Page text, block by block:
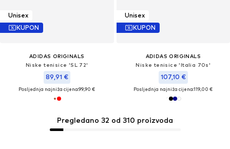
Unisex
KUPON
ADIDAS ORIGINALS
Niske tenisice 'SL 72'
89,91 €
Posljednja najniža cijena:99,90 €
Unisex
KUPON
ADIDAS ORIGINALS
Niske tenisice 'Italia 70s'
107,10 €
Posljednja najniža cijena:119,00 €
Pregledano 32 od 310 proizvoda